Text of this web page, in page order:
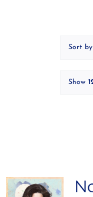
Sort by
Show